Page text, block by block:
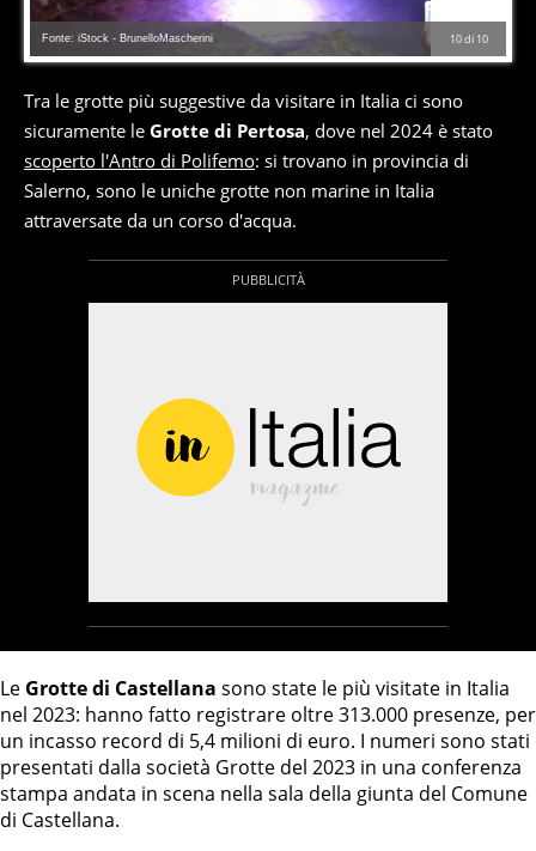
10di 10
Fonte: iStock - BrunelloMascherini
Tra le grotte più suggestive da visitare in Italia ci sono
sicuramente le Grotte di Pertosa, dove nel 2024 è stato
scoperto l'Antro di Polifemo: si trovano in provincia di
Salerno, sono le uniche grotte non marine in Italia
attraversate da un corso d'acqua.
Le Grotte di Castellana sono state le più visitate in Italia
nel 2023: hanno fatto registrare oltre 313.000 presenze, per
un incasso record di 5,4 milioni di euro. I numeri sono stati
presentati dalla società Grotte del 2023 in una conferenza
stampa andata in scena nella sala della giunta del Comune
di Castellana.